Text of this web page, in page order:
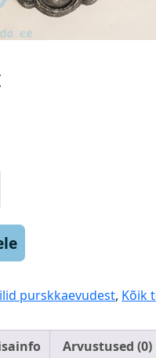
purskkaevudest, Kõik
Arvustused (0)